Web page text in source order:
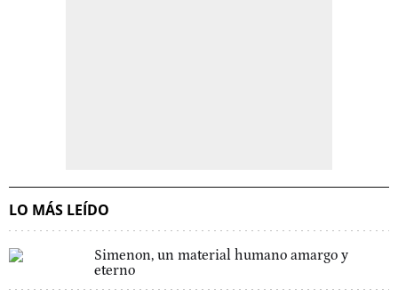
LO MÁS LEÍDO
Simenon, un material humano amargo y
eterno